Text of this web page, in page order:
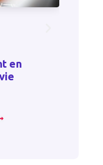
Crédit immobilier :
s’assurer après 50
LIRE L’ARTICLE